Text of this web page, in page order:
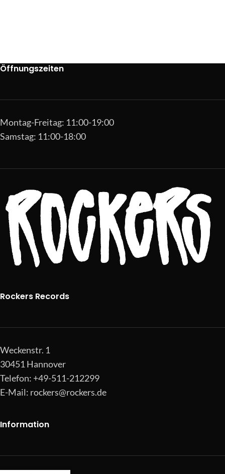
Öffnungszeiten
Montag-Freitag: 11:00-19:00
Samstag: 11:00-18:00
Rockers Records
Weckenstr. 1
30451 Hannover
Telefon: +49-511-212299
E-Mail: rockers@rockers.de
Information